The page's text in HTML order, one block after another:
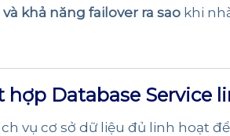
khả năng failover ra sao khi
Database Service
vụ cơ sở dữ liệu đủ linh hoạt